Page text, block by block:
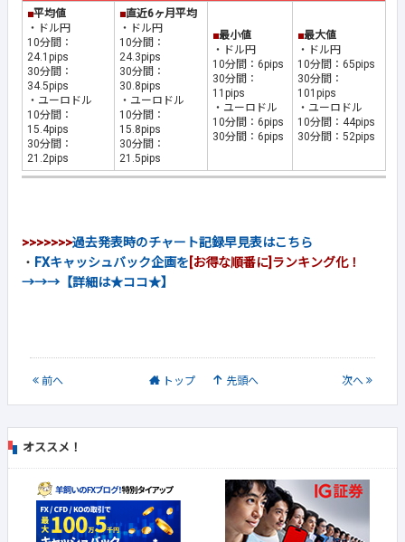
■平均値
・ドル円
10分間：
24.1pips
30分間：
34.5pips
・ユーロドル
10分間：
15.4pips
30分間：
21.2pips
■直近6ヶ月平均
・ドル円
10分間：
24.3pips
30分間：
30.8pips
・ユーロドル
10分間：
15.8pips
30分間：
21.5pips
■最小値
・ドル円
10分間：6pips
30分間：
11pips
・ユーロドル
10分間：6pips
30分間：6pips
■最大値
・ドル円
10分間：65pips
30分間：
101pips
・ユーロドル
10分間：44pips
30分間：52pips
>>>>>>>過去発表時のチャート記録早見表はこちら
・ FXキャッシュバック企画を [お得な順番に]ランキング化！
→→→【詳細は★ココ★】
前へ トップ 先頭へ 次へ
オススメ！